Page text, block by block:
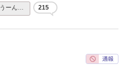
うーん… 215